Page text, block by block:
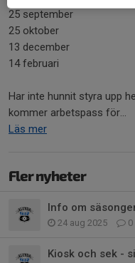
25 september
25 oktober
13 december
14 februari
Har inte hunnit styra upp
kommer arbetspass för...
Läs mer
Fler nyheter
Info om
24 aug 2025 0
Kiosk och sek -